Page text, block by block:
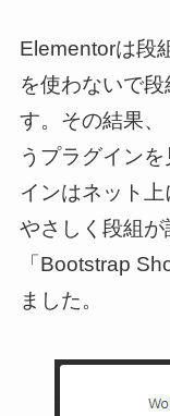
Elementorは段
を使わないで
す。その結果、
うプラグイン
インはネット
やさしく段組
「Bootstrap
ました。